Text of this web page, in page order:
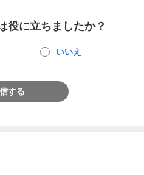
役に立ちましたか？
いいえ
する